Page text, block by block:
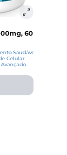
60
Saudável
Celular